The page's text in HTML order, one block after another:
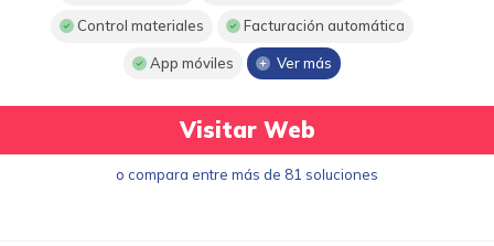
Control materiales Facturación automática
App móviles Ver más
Visitar Web
o compara entre más de 81 soluciones